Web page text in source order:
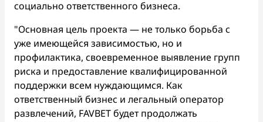
социально ответственного бизнеса.
"Основная цель проекта — не только борьба с
уже имеющейся зависимостью, но и
профилактика, своевременное выявление групп
риска и предоставление квалифицированной
поддержки всем нуждающимся. Как
ответственный бизнес и легальный оператор
развлечений, FAVBET будет продолжать